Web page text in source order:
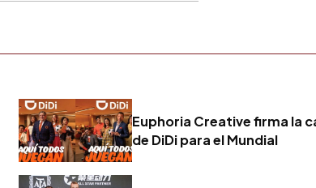
Euphoria Creative firma la
de DiDi para el Mundial